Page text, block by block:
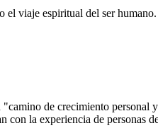
el viaje espiritual del ser humano.
de crecimiento personal
la experiencia de personas